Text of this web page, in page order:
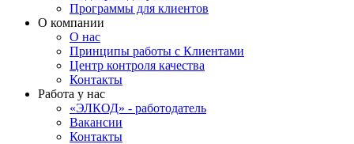
Программы для клиентов
О компании
О нас
Принципы работы с Клиентами
Центр контроля качества
Контакты
Работа у нас
«ЭЛКОД» - работодатель
Вакансии
Контакты